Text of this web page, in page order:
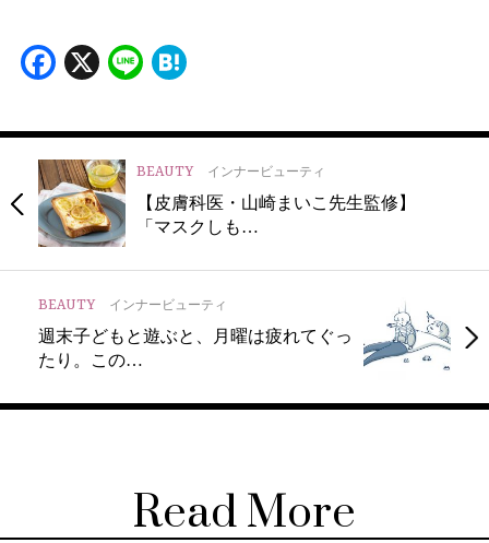
Facebook
X Line
BEAUTY インナービューティ
【皮膚科医・山崎まいこ先生監修】
「マスクしも…
BEAUTY インナービューティ
週末子どもと遊ぶと、月曜は疲れてぐっ
たり。この…
Read More